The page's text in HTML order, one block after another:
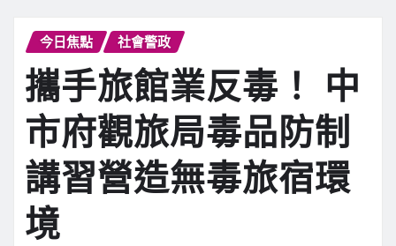
今日焦點 社會警政
攜手旅館業反毒！ 中
市府觀旅局毒品防制
講習營造無毒旅宿環
境